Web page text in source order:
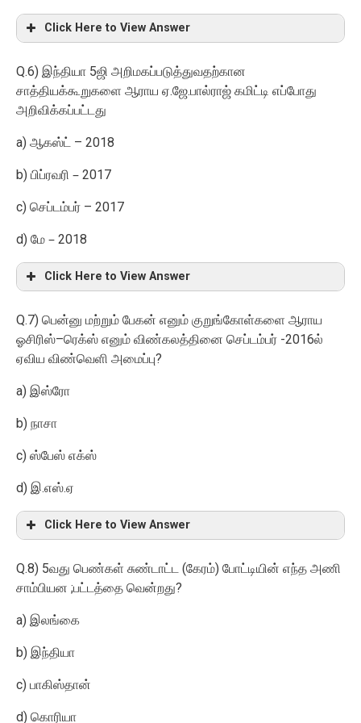
Click Here to View Answer
Q.6) இந்தியா 5ஜி அறிமகப்படுத்துவதற்கான
சாத்தியக்கூறுகளை ஆராய ஏ.ஜே.பால்ராஜ் கமிட்டி எப்போது
அறிவிக்கப்பட்டது
a) ஆகஸ்ட் – 2018
b) பிப்ரவரி – 2017
c) செப்டம்பர் – 2017
d) மே – 2018
Click Here to View Answer
Q.7) பென்னு மற்றும் பேகன் எனும் குறுங்கோள்களை ஆராய
ஓசிரிஸ்–ரெக்ஸ் எனும் விண்கலத்தினை செப்டம்பர் -2016ல்
ஏவிய விண்வெளி அமைப்பு?
a) இஸ்ரோ
b) நாசா
c) ஸ்பேஸ் எக்ஸ்
d) இ.எஸ்.ஏ
Click Here to View Answer
Q.8) 5வது பெண்கள் சுண்டாட்ட (கேரம்) போட்டியின் எந்த அணி
சாம்பியன ;பட்டத்தை வென்றது?
a) இலங்கை
b) இந்தியா
c) பாகிஸ்தான்
d) கொரியா